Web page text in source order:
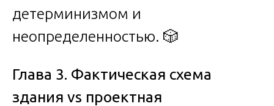
детерминизмом и
неопределенностью. 🎲
Глава 3. Фактическая схема
здания vs проектная